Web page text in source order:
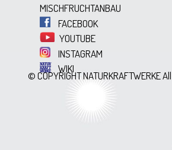
MISCHFRUCHTANBAU
FACEBOOK
YOUTUBE
INSTAGRAM
WIKI
© COPYRIGHT NATURKRAFTWERKE